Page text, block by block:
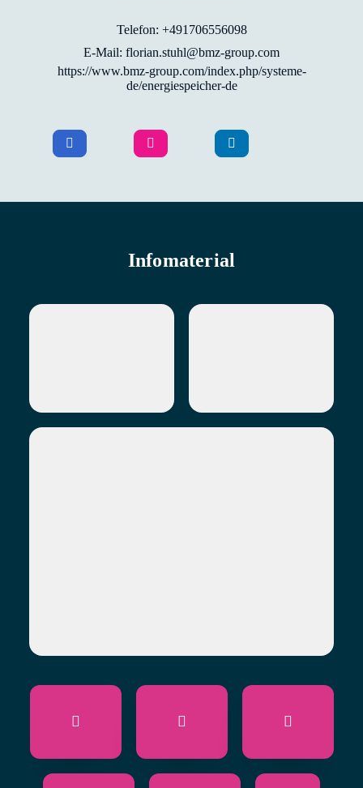
Telefon: +491706556098
E-Mail: florian.stuhl@bmz-group.com
https://www.bmz-group.com/index.php/systeme-
de/energiespeicher-de
Infomaterial